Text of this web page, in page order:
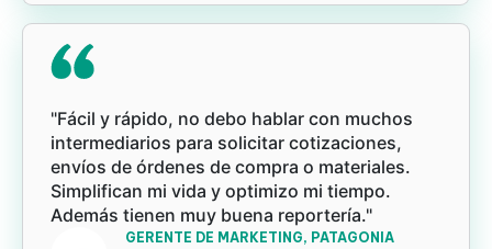
"Fácil y rápido, no debo hablar con muchos
intermediarios para solicitar cotizaciones,
envíos de órdenes de compra o materiales.
Simplifican mi vida y optimizo mi tiempo.
Además tienen muy buena reportería."
GERENTE DE MARKETING, PATAGONIA